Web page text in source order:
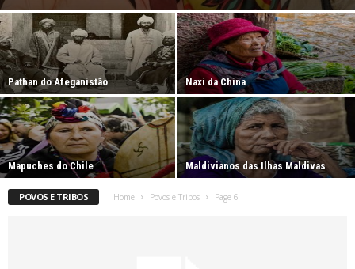
Pathan do Afeganistão Naxi da China
Mapuches do Chile Maldivianos das Ilhas Maldivas
POVOS E TRIBOS Home Povos e Tribos Page 6